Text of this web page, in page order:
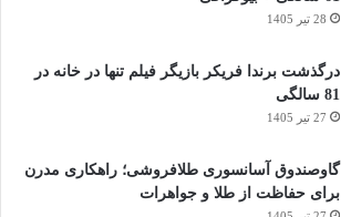
28 تیر 1405
درگذشت برندا فریکر بازیگر فیلم تنها در خانه در
81 سالگی
27 تیر 1405
گاوصندوق آسانسوری طلافروشی؛ راهکاری مدرن
برای حفاظت از طلا و جواهرات